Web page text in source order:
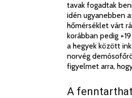
tavak fogadtak
idén ugyanebben
hőmérséklet várt
korábban pedig
a hegyek között
norvég
figyelmet arra,
A